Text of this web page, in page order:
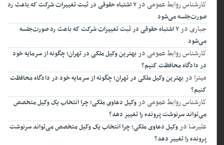
کارشناس روابط عمومیدر ۷ اشتباه حقوقی در ثبت تغییرات شرکت که باعث رد
صورت‌جلسه می‌شود
جباریدر ۷ اشتباه حقوقی در ثبت تغییرات شرکت که باعث رد صورت‌جلسه
می‌شود
کارشناس روابط عمومیدربهترین وکیل ملکی در تهران؛ چگونه از سرمایه خود
در دادگاه محافظت کنیم؟
میترادربهترین وکیل ملکی در تهران؛ چگونه از سرمایه خود در دادگاه محافظت
کنیم؟
کارشناس روابط عمومیدروکیل دعاوی ملکی؛ چرا انتخاب یک وکیل متخصص
می‌تواند سرنوشت پرونده را تغییر دهد؟
علیرضادروکیل دعاوی ملکی؛ چرا انتخاب یک وکیل متخصص می‌تواند سرنوشت
پرونده را تغییر دهد؟